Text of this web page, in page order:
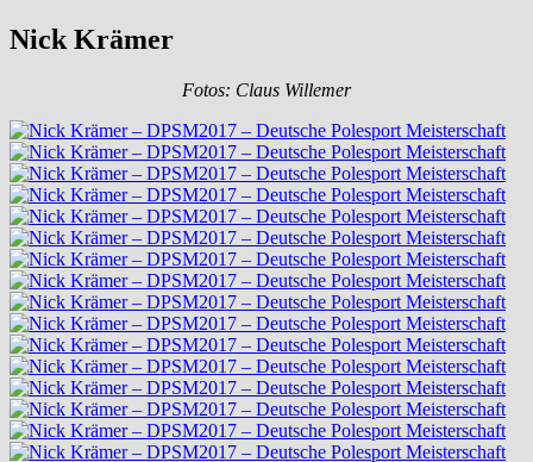
Nick Krämer
Fotos: Claus Willemer